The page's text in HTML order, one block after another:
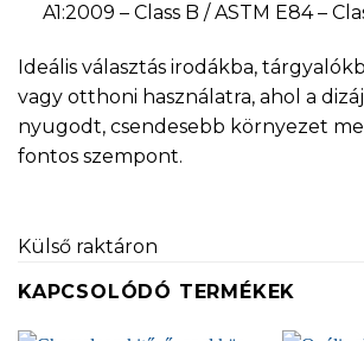
A1:2009 – Class B / ASTM E84 –
Ideális választás irodákba,
vagy otthoni használatra, ahol a
nyugodt, csendesebb környezet
fontos szempont.
Külső raktáron
KAPCSOLÓDÓ TERMÉKEK